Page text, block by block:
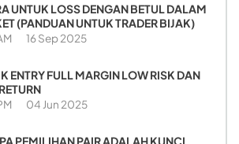
UNTUK LOSS DENGAN BETUL DALAM
(PANDUAN UNTUK TRADER BIJAK)
16 Sep 2025
ENTRY FULL MARGIN LOW RISK DAN
04 Jun 2025
PEMILIHAN PAIR ADALAH KUNCI